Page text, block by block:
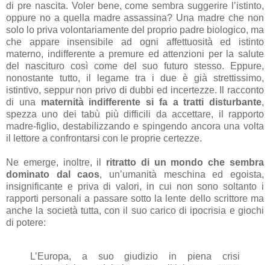
di pre nascita. Voler bene, come sembra suggerire l’istinto,
oppure no a quella madre assassina? Una madre che non
solo lo priva volontariamente del proprio padre biologico, ma
che appare insensibile ad ogni affettuosità ed istinto
materno, indifferente a premure ed attenzioni per la salute
del nascituro così come del suo futuro stesso. Eppure,
nonostante tutto, il legame tra i due è già strettissimo,
istintivo, seppur non privo di dubbi ed incertezze. Il racconto
di una maternità indifferente si fa a tratti disturbante,
spezza uno dei tabù più difficili da accettare, il rapporto
madre-figlio, destabilizzando e spingendo ancora una volta
il lettore a confrontarsi con le proprie certezze.
Ne emerge, inoltre, il ritratto di un mondo che sembra
dominato dal caos, un’umanità meschina ed egoista,
insignificante e priva di valori, in cui non sono soltanto i
rapporti personali a passare sotto la lente dello scrittore ma
anche la società tutta, con il suo carico di ipocrisia e giochi
di potere:
L’Europa, a suo giudizio in piena crisi